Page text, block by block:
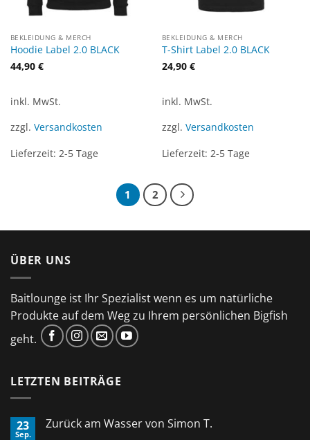
BEKLEIDUNG & MERCH
Hoodie Label 2.0 BLACK
44,90 €
inkl. MwSt.
zzgl. Versandkosten
Lieferzeit: 2-5 Tage
BEKLEIDUNG & MERCH
T-Shirt Label 2.0 BLACK
24,90 €
inkl. MwSt.
zzgl. Versandkosten
Lieferzeit: 2-5 Tage
1 2
ÜBER UNS
Baitlounge ist Ihr Spezialist wenn es um natürliche
Produkte auf dem Weg zu Ihrem persönlichen Bigfish
geht.
LETZTEN BEITRÄGE
23
Sep.
Zurück am Wasser von Simon T.